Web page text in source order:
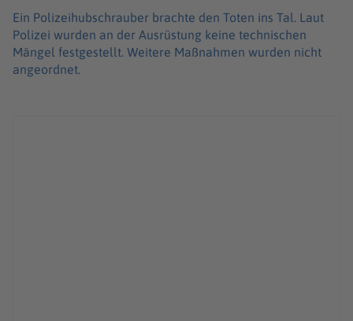
Ein Polizeihubschrauber brachte den Toten ins Tal. Laut
Polizei wurden an der Ausrüstung keine technischen
Mängel festgestellt. Weitere Maßnahmen wurden nicht
angeordnet.